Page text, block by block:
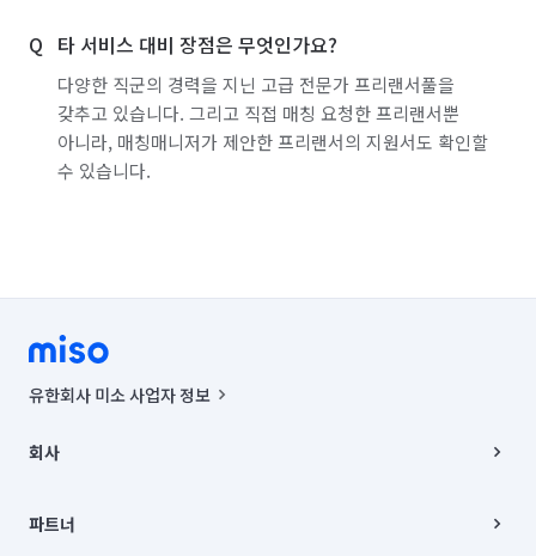
타 서비스 대비 장점은 무엇인가요?
다양한 직군의 경력을 지닌 고급 전문가 프리랜서풀을
갖추고 있습니다. 그리고 직접 매칭 요청한 프리랜서뿐
아니라, 매칭매니저가 제안한 프리랜서의 지원서도 확인할
수 있습니다.
유한회사 미소 사업자 정보
00019 |
주소 | 본사: 서울특별시 종로구 율곡로 6(중학동, 트윈트리빌딩) B동 5층
컨택센터 : 서울특별시 종로구 수송동 율곡로 24, 7층, 8층 미소
회사
채용
파트너